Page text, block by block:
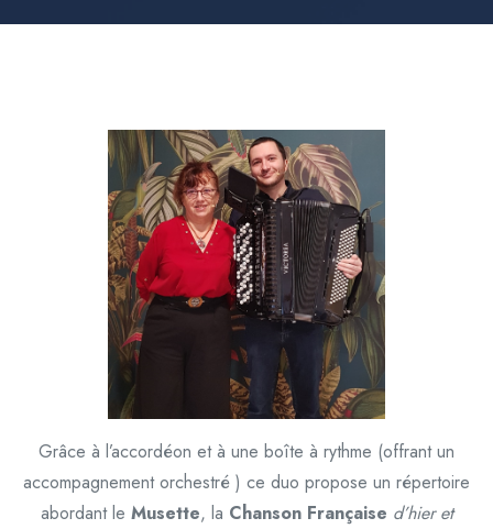
Grâce à l’accordéon et à une boîte à rythme (offrant un
accompagnement orchestré ) ce duo propose un répertoire
abordant le Musette, la Chanson Française d’hier et